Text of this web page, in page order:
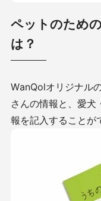
ペットのため
は？
WanQolオリジナル
さんの情報と、愛犬
報を記入することが